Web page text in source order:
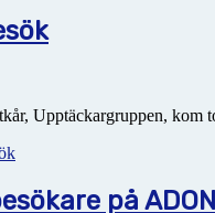
Upptäckargruppen, kom
på ADON